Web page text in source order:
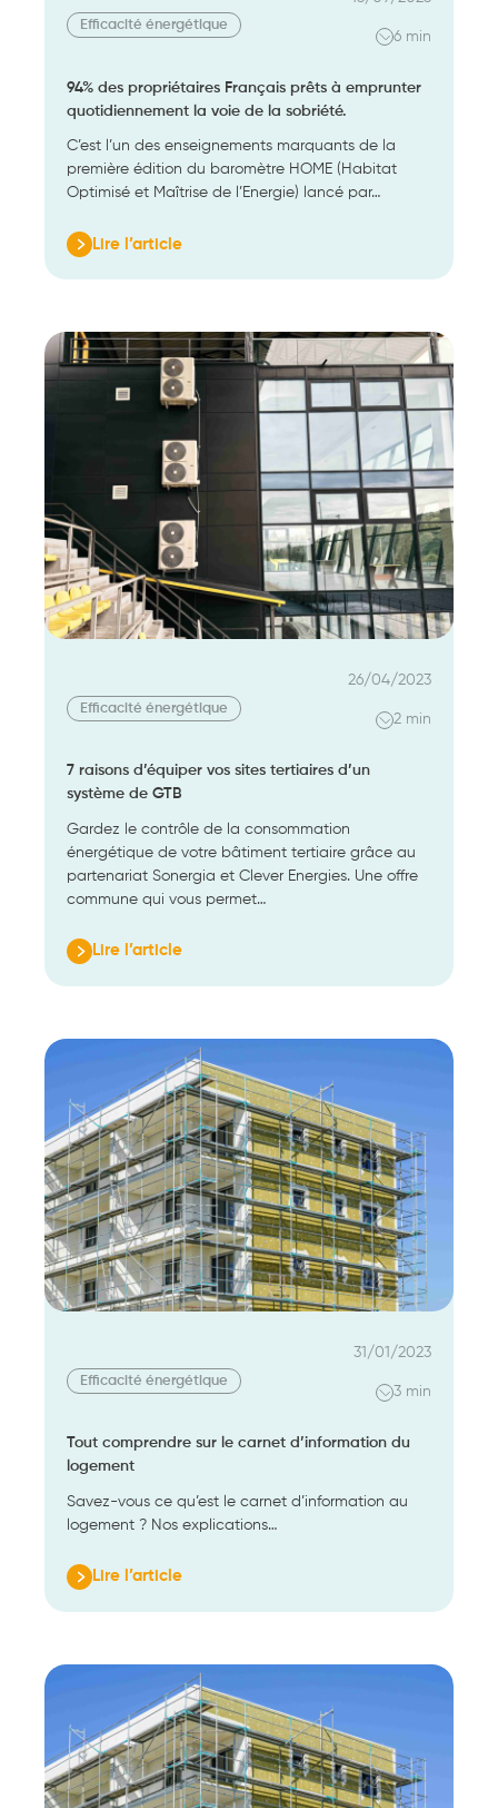
Efficacité énergétique
6 min
94% des propriétaires Français prêts à emprunter
quotidiennement la voie de la sobriété.
C’est l’un des enseignements marquants de la
première édition du baromètre HOME (Habitat
Optimisé et Maîtrise de l’Energie) lancé par…
Lire l’article
:
94%
propriétaires
Français
prêts
quotidiennement
de
la
sobriété.
Efficacité énergétique
26/04/2023
2 min
7 raisons d’équiper vos sites tertiaires d’un
système de GTB
Gardez le contrôle de la consommation
énergétique de votre bâtiment tertiaire grâce au
partenariat Sonergia et Clever Energies. Une offre
commune qui vous permet…
Lire l’article
:
7
tertiaires
d’un
système
de
GTB
Efficacité énergétique
31/01/2023
3 min
Tout comprendre sur le carnet d’information du
logement
Savez-vous ce qu’est le carnet d’information au
logement ? Nos explications…
Lire l’article
:
Tout
d’information
du
logement